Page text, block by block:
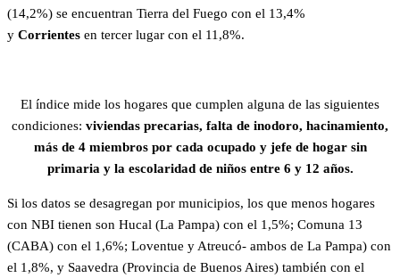
(14,2%) se encuentran Tierra del Fuego con el 13,4%
y Corrientes en tercer lugar con el 11,8%.
El índice mide los hogares que cumplen alguna de las siguientes
condiciones: viviendas precarias, falta de inodoro, hacinamiento,
más de 4 miembros por cada ocupado y jefe de hogar sin
primaria y la escolaridad de niños entre 6 y 12 años.
Si los datos se desagregan por municipios, los que menos hogares
con NBI tienen son Hucal (La Pampa) con el 1,5%; Comuna 13
(CABA) con el 1,6%; Loventue y Atreucó- ambos de La Pampa) con
el 1,8%, y Saavedra (Provincia de Buenos Aires) también con el